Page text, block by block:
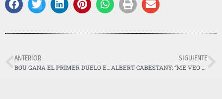
ANTERIOR
BOU GANA EL PRIMER DUELO EN SHEFFIELD
SIGUIENTE
ALBERT CABESTANY: “ME VEO MUY FUERTE Y LISTO PARA MI PRIMERA VICTORIA EN BARCELONA”